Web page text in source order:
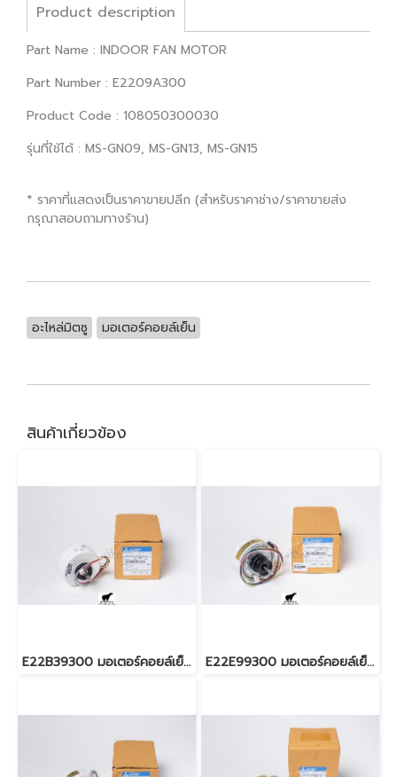
Product description
Part Name : INDOOR FAN MOTOR
Part Number : E2209A300
Product Code : 108050300030
รุ่นที่ใช้ได้ : MS-GN09, MS-GN13, MS-GN15
* ราคาที่แสดงเป็นราคาขายปลีก (สำหรับราคาช่าง/ราคาขายส่ง
กรุณาสอบถามทางร้าน)
อะไหล่มิตซู มอเตอร์คอยล์เย็น
สินค้าเกี่ยวข้อง
E22B39300 มอเตอร์คอยล์เย็น สำหรับแอร์มิตซู รุ่น MS-C18,MSZ-GA35 E22E99300 มอเตอร์คอยล์เย็น สำหรับแอร์มิตซู รุ่น MS-HK10, MSZ-GC25, MSZ-GE22, MSZ-GE25